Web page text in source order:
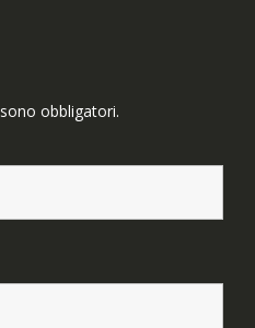
sono obbligatori.